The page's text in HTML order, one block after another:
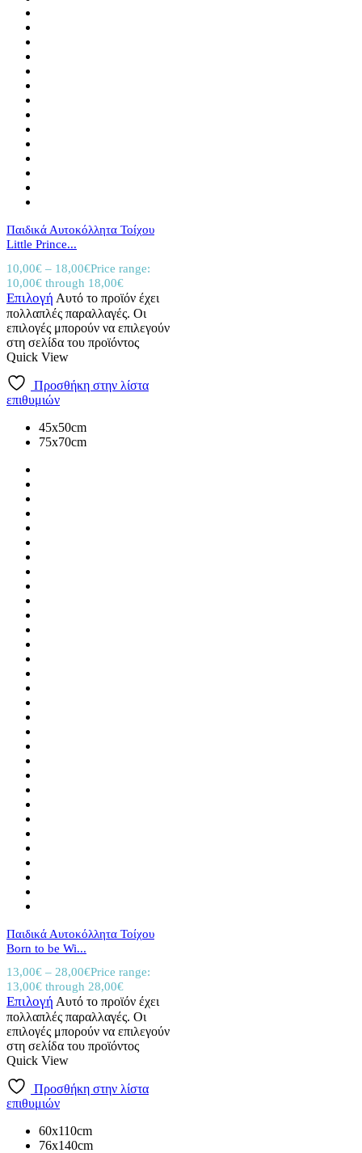
Παιδικά Αυτοκόλλητα Τοίχου
Little Prince...
10,00€ – 18,00€Price range:
10,00€ through 18,00€
Επιλογή Αυτό το προϊόν έχει
πολλαπλές παραλλαγές. Οι
επιλογές μπορούν να επιλεγούν
στη σελίδα του προϊόντος
Quick View
Προσθήκη στην λίστα
επιθυμιών
45x50cm
75x70cm
Παιδικά Αυτοκόλλητα Τοίχου
Born to be Wi...
13,00€ – 28,00€Price range:
13,00€ through 28,00€
Επιλογή Αυτό το προϊόν έχει
πολλαπλές παραλλαγές. Οι
επιλογές μπορούν να επιλεγούν
στη σελίδα του προϊόντος
Quick View
Προσθήκη στην λίστα
επιθυμιών
60x110cm
76x140cm